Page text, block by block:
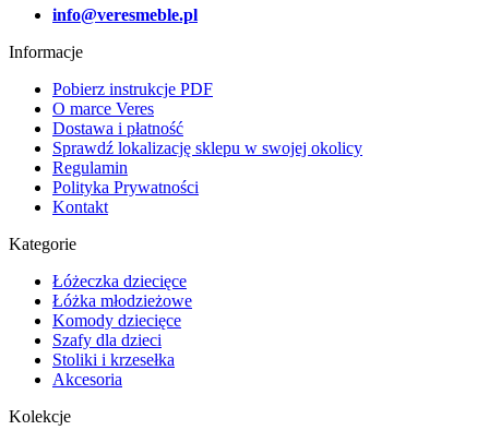
info@veresmeble.pl
Informacje
Pobierz instrukcje PDF
O marce Veres
Dostawa i płatność
Sprawdź lokalizację sklepu w swojej okolicy
Regulamin
Polityka Prywatności
Kontakt
Kategorie
Łóżeczka dziecięce
Łóżka młodzieżowe
Komody dziecięce
Szafy dla dzieci
Stoliki i krzesełka
Akcesoria
Kolekcje